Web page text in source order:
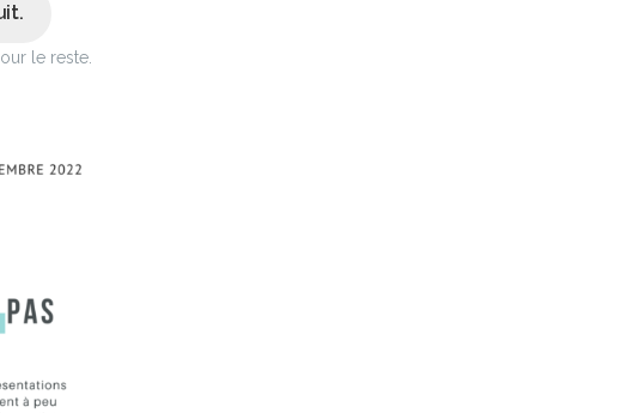
le reste.